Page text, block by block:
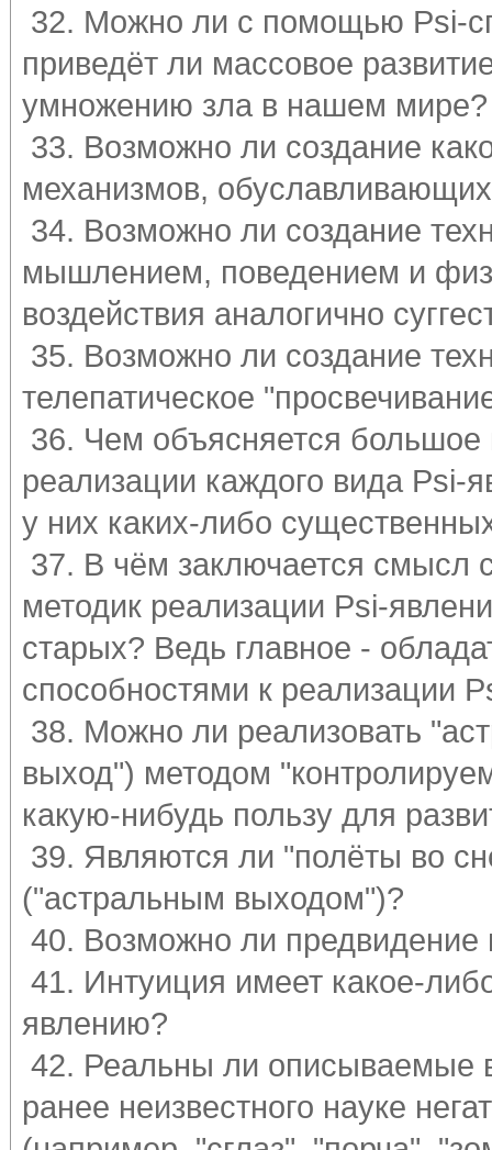
32. Можно ли с помощью Psi-
приведёт ли массовое
умножению зла в нашем мире?
33. Возможно ли создание
механизмов,
34. Возможно ли создание
мышлением, поведением и
воздействия аналогично
35. Возможно ли создание
телепатическое
36. Чем объясняется большое
реализации каждого вида Psi-
у них каких-либо
37. В чём заключается смысл
методик реализации Psi-
старых? Ведь главное -
способностями к реализации
38. Можно ли реализовать
выход") методом
какую-нибудь пользу для
39. Являются ли "полёты во
("астральным выходом")?
40. Возможно ли
41. Интуиция имеет какое-
явлению?
42. Реальны ли описываемые
ранее неизвестного науке